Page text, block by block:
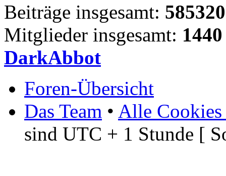
Beiträge insgesamt: 585320
Mitglieder insgesamt: 1440
DarkAbbot
Foren-Übersicht
Das Team • Alle Cookies
sind UTC + 1 Stunde [